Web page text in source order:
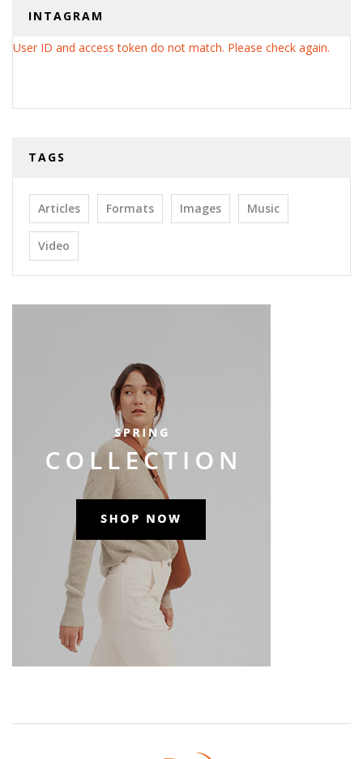
INTAGRAM
User ID and access token do not match. Please check again.
TAGS
Articles Formats Images Music
Video